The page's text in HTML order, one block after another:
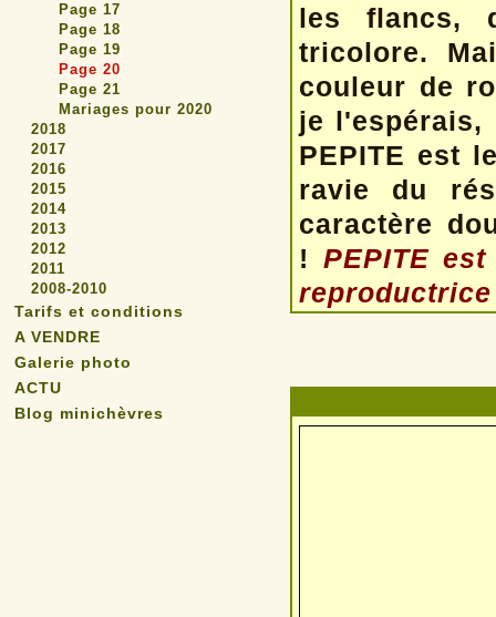
Page 17
Page 18
Page 19
Page 20
Page 21
Mariages pour 2020
2018
2017
2016
2015
2014
2013
2012
2011
2008-2010
Tarifs et conditions
A VENDRE
Galerie photo
ACTU
Blog minichèvres
les flancs,
tricolore.
couleur de
je
PEPITE est
ravie du
caractère
! PEPITE
reproductrice